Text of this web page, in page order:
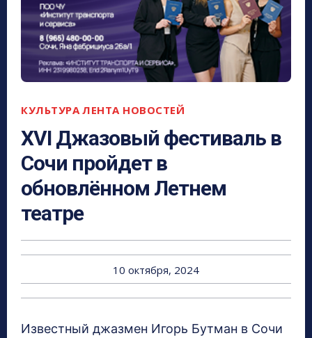
КУЛЬТУРА ЛЕНТА НОВОСТЕЙ
XVI Джазовый фестиваль в
Сочи пройдет в
обновлённом Летнем
театре
10 октября, 2024
Известный джазмен Игорь Бутман в Сочи